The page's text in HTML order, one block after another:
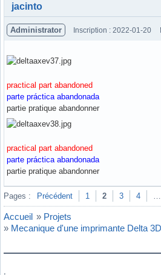
Hors ligne
jacinto
Administrator Inscription : 2022-01-20
practical part abandoned
parte práctica abandonada
partie pratique abandonner
practical part abandoned
parte práctica abandonada
partie pratique abandonner
Hors ligne
Pages : Précédent 1 2 3 4 …
Accueil » Projets
» Mecanique d'une imprimante Delta
,